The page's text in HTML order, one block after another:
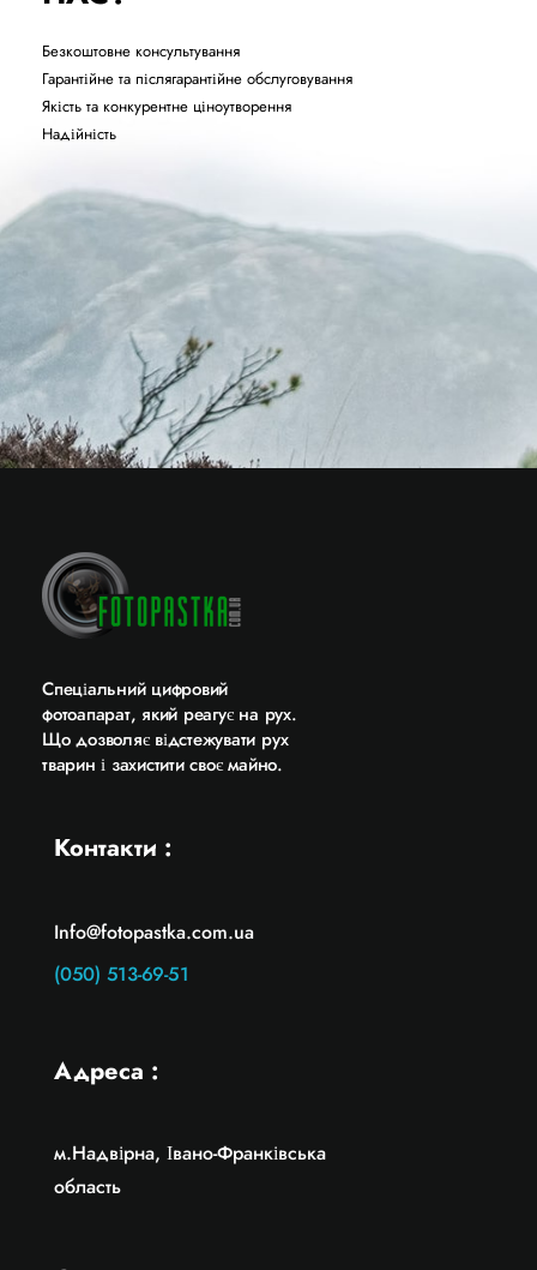
Безкоштовне консультування
Гарантійне та післягарантійне обслуговування
Якість та конкурентне ціноутворення
Надійність
Cпеціальний цифровий
фотоапарат, який реагує на рух.
Що дозволяє відстежувати рух
тварин і захистити своє майно.
Контакти :
Info@fotopastka.com.ua
(050) 513-69-51
Адреса :
м.Надвірна, Івано-Франківська
область